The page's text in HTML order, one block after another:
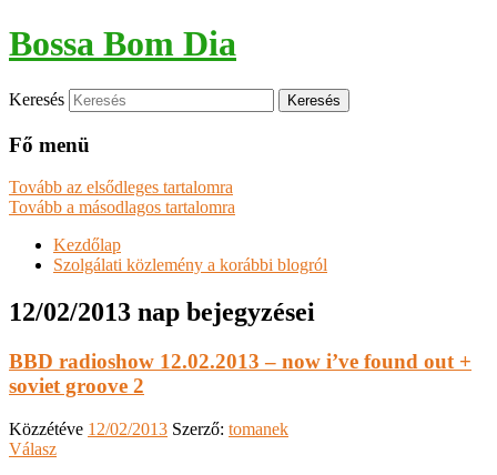
Bossa Bom Dia
Keresés
Fő menü
Tovább az elsődleges tartalomra
Tovább a másodlagos tartalomra
Kezdőlap
Szolgálati közlemény a korábbi blogról
12/02/2013 nap bejegyzései
BBD radioshow 12.02.2013 – now i’ve found out +
soviet groove 2
Közzétéve 12/02/2013 Szerző: tomanek
Válasz